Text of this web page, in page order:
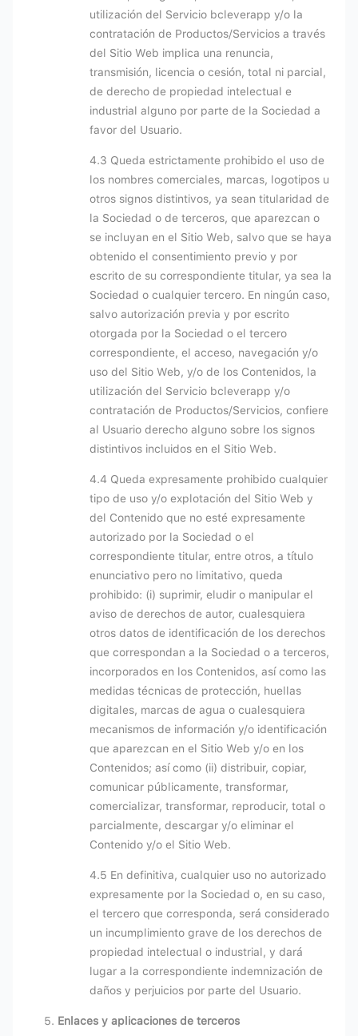
utilización del Servicio bcleverapp y/o la
contratación de Productos/Servicios a través
del Sitio Web implica una renuncia,
transmisión, licencia o cesión, total ni parcial,
de derecho de propiedad intelectual e
industrial alguno por parte de la Sociedad a
favor del Usuario.
4.3 Queda estrictamente prohibido el uso de
los nombres comerciales, marcas, logotipos u
otros signos distintivos, ya sean titularidad de
la Sociedad o de terceros, que aparezcan o
se incluyan en el Sitio Web, salvo que se haya
obtenido el consentimiento previo y por
escrito de su correspondiente titular, ya sea la
Sociedad o cualquier tercero. En ningún caso,
salvo autorización previa y por escrito
otorgada por la Sociedad o el tercero
correspondiente, el acceso, navegación y/o
uso del Sitio Web, y/o de los Contenidos, la
utilización del Servicio bcleverapp y/o
contratación de Productos/Servicios, confiere
al Usuario derecho alguno sobre los signos
distintivos incluidos en el Sitio Web.
4.4 Queda expresamente prohibido cualquier
tipo de uso y/o explotación del Sitio Web y
del Contenido que no esté expresamente
autorizado por la Sociedad o el
correspondiente titular, entre otros, a título
enunciativo pero no limitativo, queda
prohibido: (i) suprimir, eludir o manipular el
aviso de derechos de autor, cualesquiera
otros datos de identificación de los derechos
que correspondan a la Sociedad o a terceros,
incorporados en los Contenidos, así como las
medidas técnicas de protección, huellas
digitales, marcas de agua o cualesquiera
mecanismos de información y/o identificación
que aparezcan en el Sitio Web y/o en los
Contenidos; así como (ii) distribuir, copiar,
comunicar públicamente, transformar,
comercializar, transformar, reproducir, total o
parcialmente, descargar y/o eliminar el
Contenido y/o el Sitio Web.
4.5 En definitiva, cualquier uso no autorizado
expresamente por la Sociedad o, en su caso,
el tercero que corresponda, será considerado
un incumplimiento grave de los derechos de
propiedad intelectual o industrial, y dará
lugar a la correspondiente indemnización de
daños y perjuicios por parte del Usuario.
Enlaces y aplicaciones de terceros